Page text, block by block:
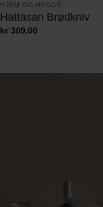
HJEM OG HYGGE
Hattasan Brødkniv
kr 309,00